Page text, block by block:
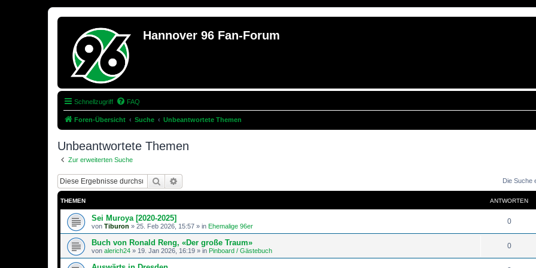
Hannover 96 Fan-Forum
Schnellzugriff FAQ
Foren-Übersicht Suche Unbeantwortete Themen
Unbeantwortete Themen
Zur erweiterten Suche
Suche Die Suche
THEMEN ANTWORTEN
Sei Muroya [2020-2025]
von Tiburon » 25. Feb 2026, 15:57 » in Ehemalige 96er
0
Buch von Ronald Reng, «Der große Traum»
von alerich24 » 19. Jan 2026, 16:19 » in Pinboard / Gästebuch
0